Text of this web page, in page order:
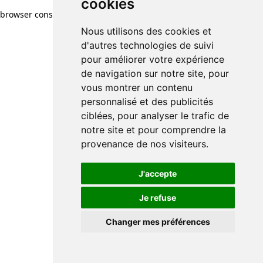
cookies
Nous utilisons des cookies et
d'autres technologies de suivi
pour améliorer votre expérience
de navigation sur notre site, pour
vous montrer un contenu
personnalisé et des publicités
ciblées, pour analyser le trafic de
notre site et pour comprendre la
provenance de nos visiteurs.
J'accepte
Je refuse
Changer mes préférences
browser console for more information)